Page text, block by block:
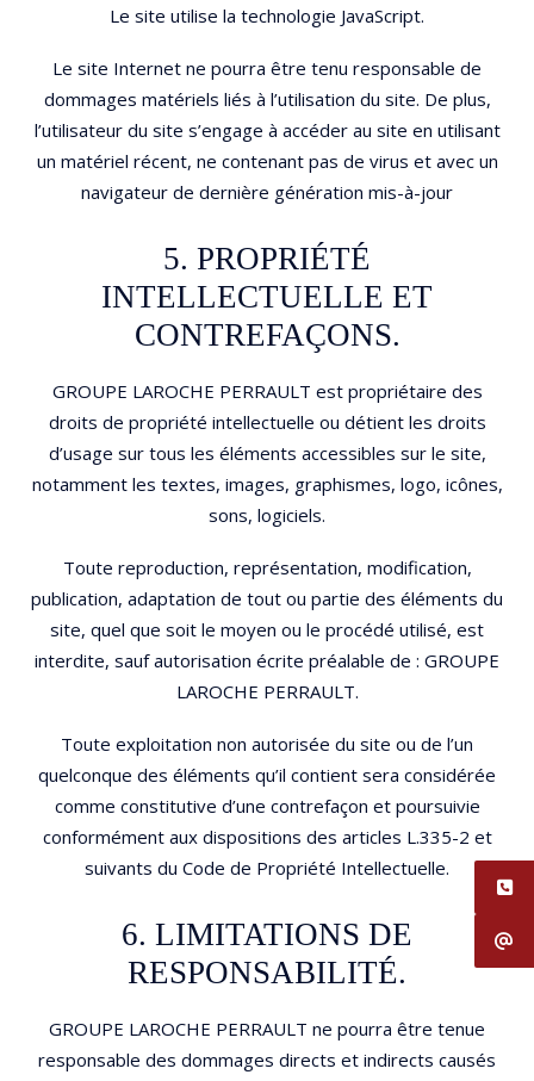
Le site utilise la technologie JavaScript.
Le site Internet ne pourra être tenu responsable de
dommages matériels liés à l’utilisation du site. De plus,
l’utilisateur du site s’engage à accéder au site en utilisant
un matériel récent, ne contenant pas de virus et avec un
navigateur de dernière génération mis-à-jour
5. PROPRIÉTÉ
INTELLECTUELLE ET
CONTREFAÇONS.
GROUPE LAROCHE PERRAULT est propriétaire des
droits de propriété intellectuelle ou détient les droits
d’usage sur tous les éléments accessibles sur le site,
notamment les textes, images, graphismes, logo, icônes,
sons, logiciels.
Toute reproduction, représentation, modification,
publication, adaptation de tout ou partie des éléments du
site, quel que soit le moyen ou le procédé utilisé, est
interdite, sauf autorisation écrite préalable de : GROUPE
LAROCHE PERRAULT.
Toute exploitation non autorisée du site ou de l’un
quelconque des éléments qu’il contient sera considérée
comme constitutive d’une contrefaçon et poursuivie
conformément aux dispositions des articles L.335-2 et
suivants du Code de Propriété Intellectuelle.
6. LIMITATIONS DE
RESPONSABILITÉ.
GROUPE LAROCHE PERRAULT ne pourra être tenue
responsable des dommages directs et indirects causés